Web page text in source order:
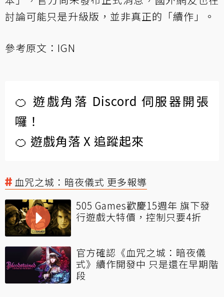
討論可能只是升級版，並非真正的「續作」。
參考原文： IGN
🍊 遊戲角落 Discord 伺服器開張
囉！
🍊 遊戲角落 X 追蹤起來
血咒之城：暗夜儀式 更多報導
505 Games歡慶15週年 旗下發
行遊戲大特價，控制只要4折
官方確認《血咒之城：暗夜儀
式》續作開發中 只是還在早期階
段